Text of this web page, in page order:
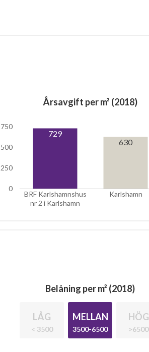
Årsavgift per m² (2018)
BRF Karlshamnshus
nr 2 i Karlshamn
Karlshamn
0
250
500
750
729
630
Belåning per m² (2018)
LÅG
< 3500
MELLAN
3500-6500
HÖG
>6500